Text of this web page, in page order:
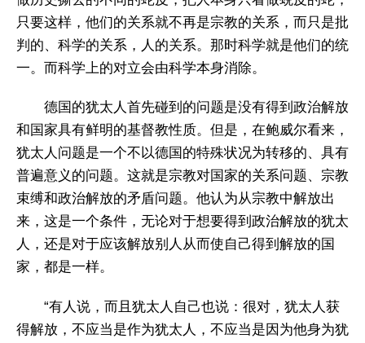
只要这样，他们的关系就不再是宗教的关系，而只是批
判的、科学的关系，人的关系。那时科学就是他们的统
一。而科学上的对立会由科学本身消除。
德国的犹太人首先碰到的问题是没有得到政治解放
和国家具有鲜明的基督教性质。但是，在鲍威尔看来，
犹太人问题是一个不以德国的特殊状况为转移的、具有
普遍意义的问题。这就是宗教对国家的关系问题、宗教
束缚和政治解放的矛盾问题。他认为从宗教中解放出
来，这是一个条件，无论对于想要得到政治解放的犹太
人，还是对于应该解放别人从而使自己得到解放的国
家，都是一样。
“有人说，而且犹太人自己也说：很对，犹太人获
得解放，不应当是作为犹太人，不应当是因为他身为犹